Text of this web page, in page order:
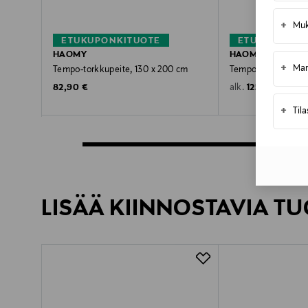
+
+
+
ETUKUPONKITUOTE
HAOMY
Tempo-torkkupeite, 130 x 200 cm
Original Price
82,90 €
HAOMY
Tempo-päiväpeite
alk. Original Price
125,00 €
LISÄÄ KIINNOSTAVIA